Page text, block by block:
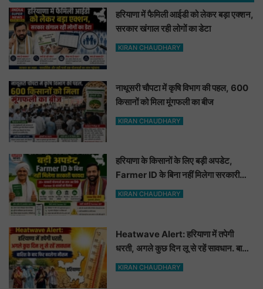
हरियाणा में फैमिली आईडी को लेकर बड़ा एक्शन,
सरकार खंगाल रही लोगों का डेटा
KIRAN CHAUDHARY
नाथूसरी चौपटा में कृषि विभाग की पहल, 600
किसानों को मिला मूंगफली का बीज
KIRAN CHAUDHARY
हरियाणा के किसानों के लिए बड़ी अपडेट,
Farmer ID के बिना नहीं मिलेगा सरकारी
फायदा
KIRAN CHAUDHARY
Heatwave Alert: हरियाणा में तपेगी
धरती, अगले कुछ दिन लू से रहें सावधान. बारिश
के बाद फिर बदलेगा मौसम
KIRAN CHAUDHARY